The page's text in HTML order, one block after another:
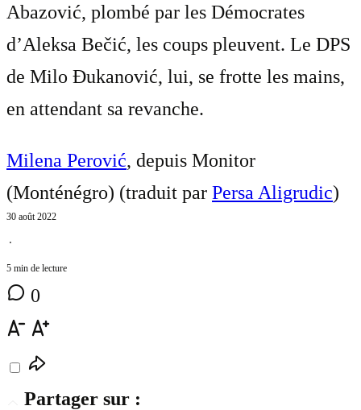
Abazović, plombé par les Démocrates
d’Aleksa Bečić, les coups pleuvent. Le DPS
de Milo Đukanović, lui, se frotte les mains,
en attendant sa revanche.
Milena Perović, depuis Monitor
(Monténégro) (traduit par Persa Aligrudic)
30 août 2022
⋅
5 min de lecture
0
Partager sur :